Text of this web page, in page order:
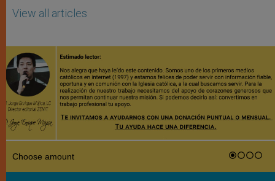
View all articles